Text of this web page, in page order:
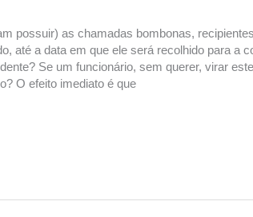
possuir) as chamadas bombonas, recipientes
até a data em que ele será recolhido para a
Se um funcionário, sem querer, virar este
O efeito imediato é que